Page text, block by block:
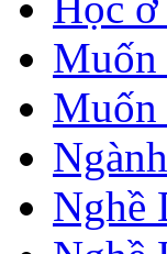
Muốn
Muốn
Nghề